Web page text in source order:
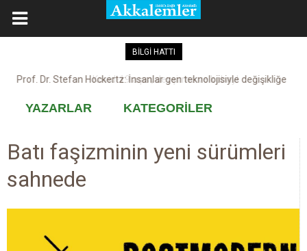
BİLGİ HATTI
Kovid-19 aşısı, devşirme ve kobay!
YAZARLAR KATEGORİLER
Batı faşizminin yeni sürümleri
sahnede